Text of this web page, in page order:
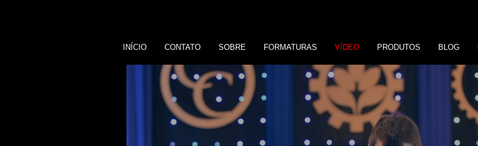
INÍCIO CONTATO SOBRE FORMATURAS VÍDEO PRODUTOS BLOG